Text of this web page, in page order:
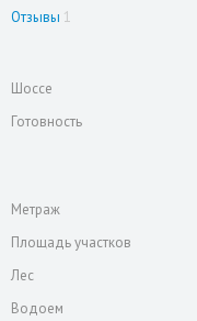
Отзывы 1
Шоссе
Готовность
Метраж
Площадь участков
Лес
Водоем